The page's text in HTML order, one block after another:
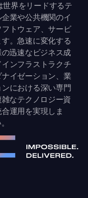
界をリードするテ
業や公共機関のイ
トウェア、サービ
。急速に変化する
迅速なビジネス成
ンフラストラクチ
イゼーション、業
における深い専門
なテクノロジー資
運用を実現しま